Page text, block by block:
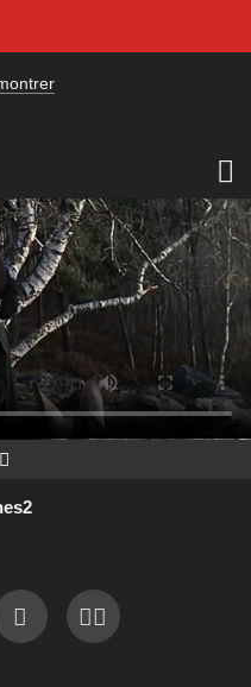

